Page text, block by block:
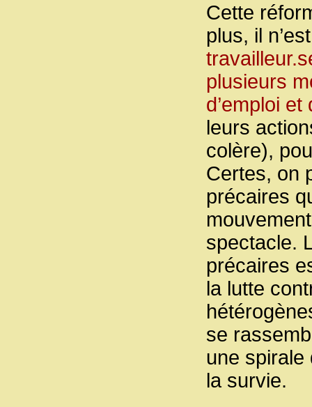
Cette
plus, il
plusieurs
d’emploi
leurs
colère),
Certes, on
précaires
spectacle.
précaires
la lutte
se
une spirale
la survie.